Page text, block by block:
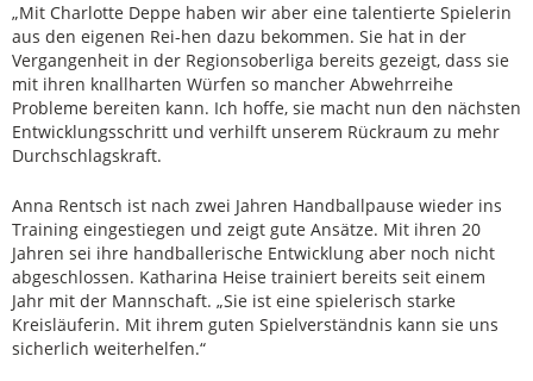
„Mit Charlotte Deppe haben wir aber eine talentierte Spielerin
aus den eigenen Rei-hen dazu bekommen. Sie hat in der
Vergangenheit in der Regionsoberliga bereits gezeigt, dass sie
mit ihren knallharten Würfen so mancher Abwehrreihe
Probleme bereiten kann. Ich hoffe, sie macht nun den nächsten
Entwicklungsschritt und verhilft unserem Rückraum zu mehr
Durchschlagskraft.
Anna Rentsch ist nach zwei Jahren Handballpause wieder ins
Training eingestiegen und zeigt gute Ansätze. Mit ihren 20
Jahren sei ihre handballerische Entwicklung aber noch nicht
abgeschlossen. Katharina Heise trainiert bereits seit einem
Jahr mit der Mannschaft. „Sie ist eine spielerisch starke
Kreisläuferin. Mit ihrem guten Spielverständnis kann sie uns
sicherlich weiterhelfen.“